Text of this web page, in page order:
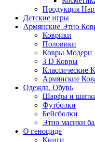
Продукция
Детские игры
Армянские Этно
Коврики
Половики
Ковры Модерн
3 D Ковры
Классические
Армянские
Одежда. Обувь
Шарфы и
Футболки
Бейсболки
Этно масики
О геноциде
Книги